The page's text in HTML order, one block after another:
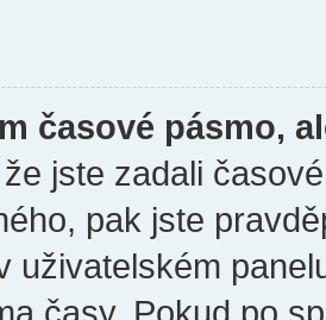
časové pásmo,
jste zadali
pak jste
uživatelském